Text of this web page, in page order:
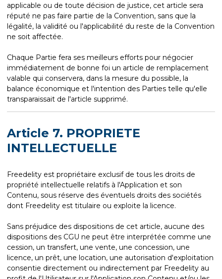
applicable ou de toute décision de justice, cet article sera
réputé ne pas faire partie de la Convention, sans que la
légalité, la validité ou l'applicabilité du reste de la Convention
ne soit affectée.
Chaque Partie fera ses meilleurs efforts pour négocier
immédiatement de bonne foi un article de remplacement
valable qui conservera, dans la mesure du possible, la
balance économique et l'intention des Parties telle qu'elle
transparaissait de l'article supprimé.
Article 7. PROPRIETE
INTELLECTUELLE
Freedelity est propriétaire exclusif de tous les droits de
propriété intellectuelle relatifs à l'Application et son
Contenu, sous réserve des éventuels droits des sociétés
dont Freedelity est titulaire ou exploite la licence.
Sans préjudice des dispositions de cet article, aucune des
dispositions des CGU ne peut être interprétée comme une
cession, un transfert, une vente, une concession, une
licence, un prêt, une location, une autorisation d'exploitation
consentie directement ou indirectement par Freedelity au